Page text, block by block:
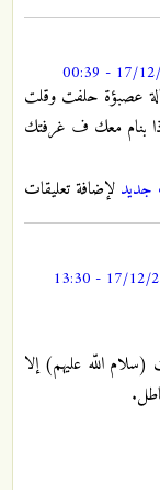
عصبؤة حلفت وقلت
بنام معك ف غرفتك
جديد لإضافة تعليقات
اللّه عليهم) إلا